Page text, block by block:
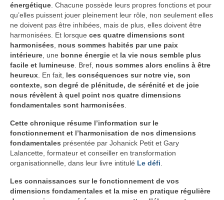
énergétique . Chacune possède leurs propres fonctions et pour
qu’elles puissent jouer pleinement leur rôle, non seulement elles
ne doivent pas être inhibées, mais de plus, elles doivent être
harmonisées. Et lorsque ces quatre dimensions sont
harmonisées
nous sommes habités par une paix
intérieure , une bonne énergie et la vie nous semble plus
facile et lumineuse . Bref, nous sommes alors enclins à être
heureux . En fait, les conséquences sur notre vie, son
contexte, son degré de plénitude, de sérénité et de joie
nous révèlent à quel point nos quatre dimensions
fondamentales sont harmonisées
Cette chronique résume l’information sur le
fonctionnement et l’harmonisation de nos dimensions
fondamentales présentée par Johanick Petit et Gary
Lalancette, formateur et conseiller en transformation
organisationnelle, dans leur livre intitulé Le défi
Les connaissances sur le fonctionnement de vos
dimensions fondamentales et la mise en pratique régulière